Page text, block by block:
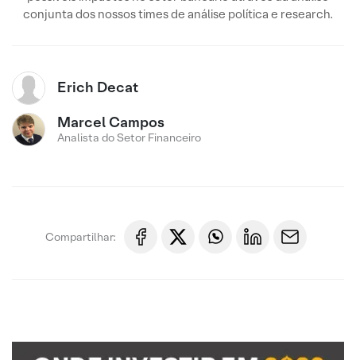
conjunta dos nossos times de análise política e research.
Erich Decat
Marcel Campos
Analista do Setor Financeiro
Compartilhar: